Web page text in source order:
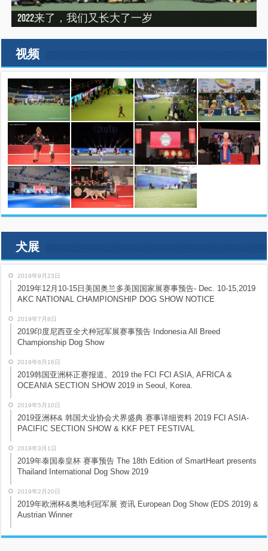
2022来了，我们又长大了一岁
建设专栏-2020年的冬天，俺们东北那场比赛
“震”撼之旅——2019印尼犬展之行（INDONEISA WINNER
SHOW 2019）
建设专栏-2019刚过一半，但是好像已经结束了。
2019美国143届西敏寺犬展随笔（三）
视频
犬展
2019年9月23日
2019年12月10-15日美国奥兰多美国国家展赛事预告- Dec. 10-15,2019
AKC NATIONAL CHAMPIONSHIP DOG SHOW NOTICE
2019年7月8日
2019印度尼西亚全犬种冠军展赛事预告 Indonesia All Breed
Championship Dog Show
2019年6月16日
2019韩国亚洲杯正赛报道。2019 the FCI FCI ASIA, AFRICA &
OCEANIA SECTION SHOW 2019 in Seoul, Korea.
2019年5月10日
2019亚洲杯& 韩国犬业协会犬界盛典 赛事详细资料 2019 FCI ASIA-
PACIFIC SECTION SHOW & KKF PET FESTIVAL
2019年3月1日
2019年泰国泰皇杯 赛事预告 The 18th Edition of SmartHeart presents
Thailand International Dog Show 2019
2019年2月20日
2019年欧洲杯&奥地利冠军展 资讯 European Dog Show (EDS 2019) &
Austrian Winner